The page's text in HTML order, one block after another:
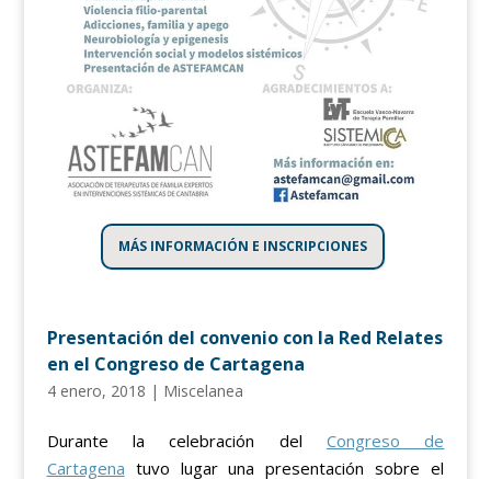
MÁS INFORMACIÓN E INSCRIPCIONES
Presentación del convenio con la Red Relates
en el Congreso de Cartagena
4 enero, 2018 | Miscelanea
Durante la celebración delCongreso de
Cartagena tuvo lugar una presentación sobre el